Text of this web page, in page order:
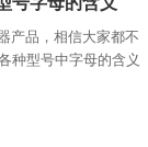
产品，相信大家都不
种型号中字母的含义